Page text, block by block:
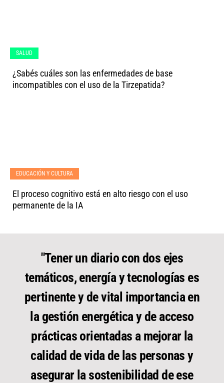
¿Sabés cuáles son las enfermedades de base
incompatibles con el uso de la Tirzepatida?
SALUD
El proceso cognitivo está en alto riesgo con el uso
permanente de la IA
EDUCACIÓN Y CULTURA
"Tener un diario con dos ejes
temáticos, energía y tecnologías es
pertinente y de vital importancia en
la gestión energética y de acceso
prácticas orientadas a mejorar la
calidad de vida de las personas y
asegurar la sostenibilidad de ese